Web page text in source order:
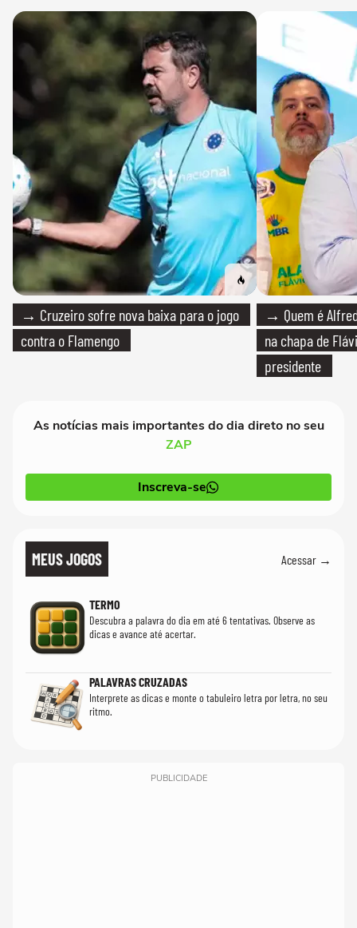
→ Cruzeiro sofre nova baixa para o jogo
contra o Flamengo
→ Quem é
na chapa de
presidente
As notícias mais importantes do dia direto no seu
ZAP
Inscreva-se
MEUS JOGOS Acessar →
TERMO
Descubra a palavra do dia em até 6 tentativas. Observe as
dicas e avance até acertar.
PALAVRAS CRUZADAS
Interprete as dicas e monte o tabuleiro letra por letra, no seu
ritmo.
PUBLICIDADE